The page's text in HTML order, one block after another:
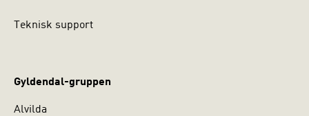
Teknisk support
Gyldendal-gruppen
Alvilda